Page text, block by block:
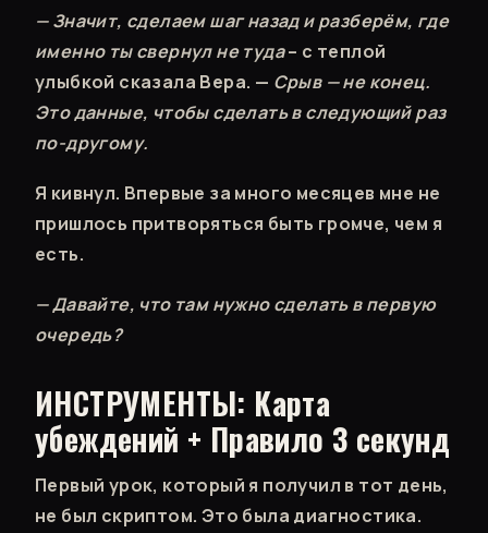
— Значит, сделаем шаг назад и разберём, где
именно ты свернул не туда– с теплой
улыбкой сказала Вера. — Срыв — не конец.
Это данные, чтобы сделать в следующий раз
по-другому.
Я кивнул. Впервые за много месяцев мне не
пришлось притворяться быть громче, чем я
есть.
— Давайте, что там нужно сделать в первую
очередь?
ИНСТРУМЕНТЫ: Карта
убеждений + Правило 3 секунд
Первый урок, который я получил в тот день,
не был скриптом. Это была диагностика.